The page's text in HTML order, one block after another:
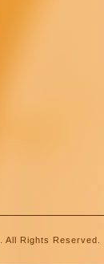
. All Rights Reserved.